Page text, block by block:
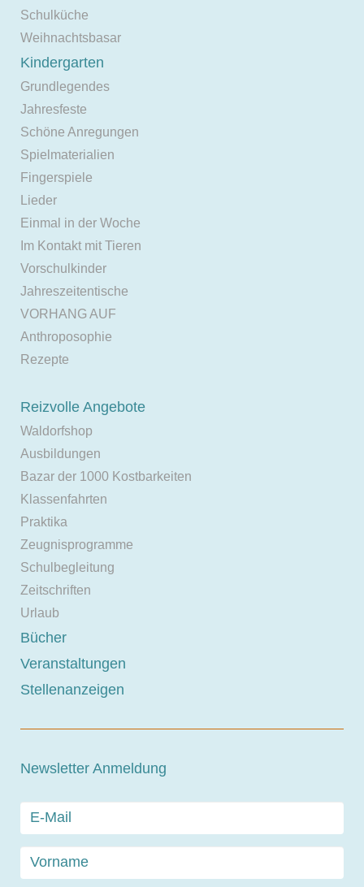
Schulküche
Weihnachtsbasar
Kindergarten
Grundlegendes
Jahresfeste
Schöne Anregungen
Spielmaterialien
Fingerspiele
Lieder
Einmal in der Woche
Im Kontakt mit Tieren
Vorschulkinder
Jahreszeitentische
VORHANG AUF
Anthroposophie
Rezepte
Reizvolle Angebote
Waldorfshop
Ausbildungen
Bazar der 1000 Kostbarkeiten
Klassenfahrten
Praktika
Zeugnisprogramme
Schulbegleitung
Zeitschriften
Urlaub
Bücher
Veranstaltungen
Stellenanzeigen
Newsletter Anmeldung